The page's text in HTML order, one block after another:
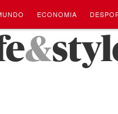
ECONOMIA
&